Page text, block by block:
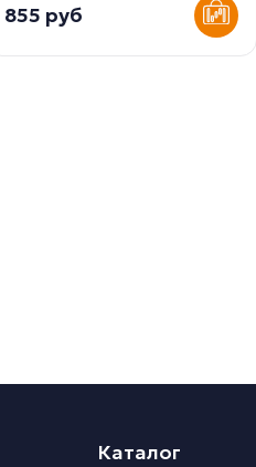
855 руб
Каталог